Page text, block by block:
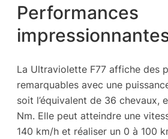
Performances
La Ultraviolette F77 affiche des
remarquables avec une
soit l’équivalent de 36 chevaux,
Nm. Elle peut atteindre une
140 km/h et réaliser un 0 à 100